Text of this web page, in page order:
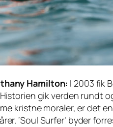
Hamilton: I 2003 fik
gik verden
kristne moraler, er det
‘Soul Surfer’ byder